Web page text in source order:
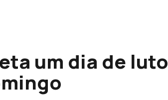
um dia de luto